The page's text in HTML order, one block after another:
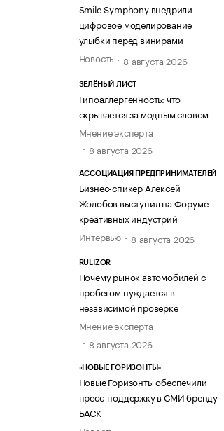
Smile Symphony внедрили
цифровое моделирование
улыбки перед винирами
Новость
8 августа 2026
ЗЕЛЁНЫЙ ЛИСТ
Гипоаллергенность: что
скрывается за модным словом
Мнение эксперта
8 августа 2026
АССОЦИАЦИЯ ПРЕДПРИНИМАТЕЛЕЙ
Бизнес-спикер Алексей
Жолобов выступил на Форуме
креативных индустрий
Интервью
8 августа 2026
RULIZOR
Почему рынок автомобилей с
пробегом нуждается в
независимой проверке
Мнение эксперта
8 августа 2026
«НОВЫЕ ГОРИЗОНТЫ»
Новые Горизонты обеспечили
пресс-поддержку в СМИ бренду
БАСК